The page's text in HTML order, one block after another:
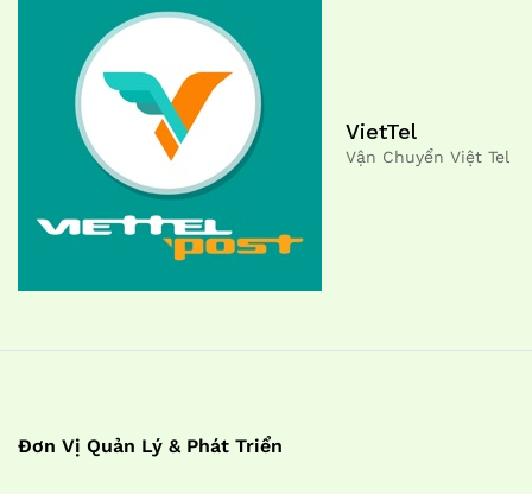
VietTel
Vận Chuyển Việt Tel
Đơn Vị Quản Lý & Phát Triển